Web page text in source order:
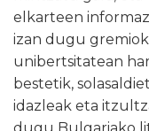
elkarteen
izan dugu
unibertsitatean
bestetik,
idazleak eta